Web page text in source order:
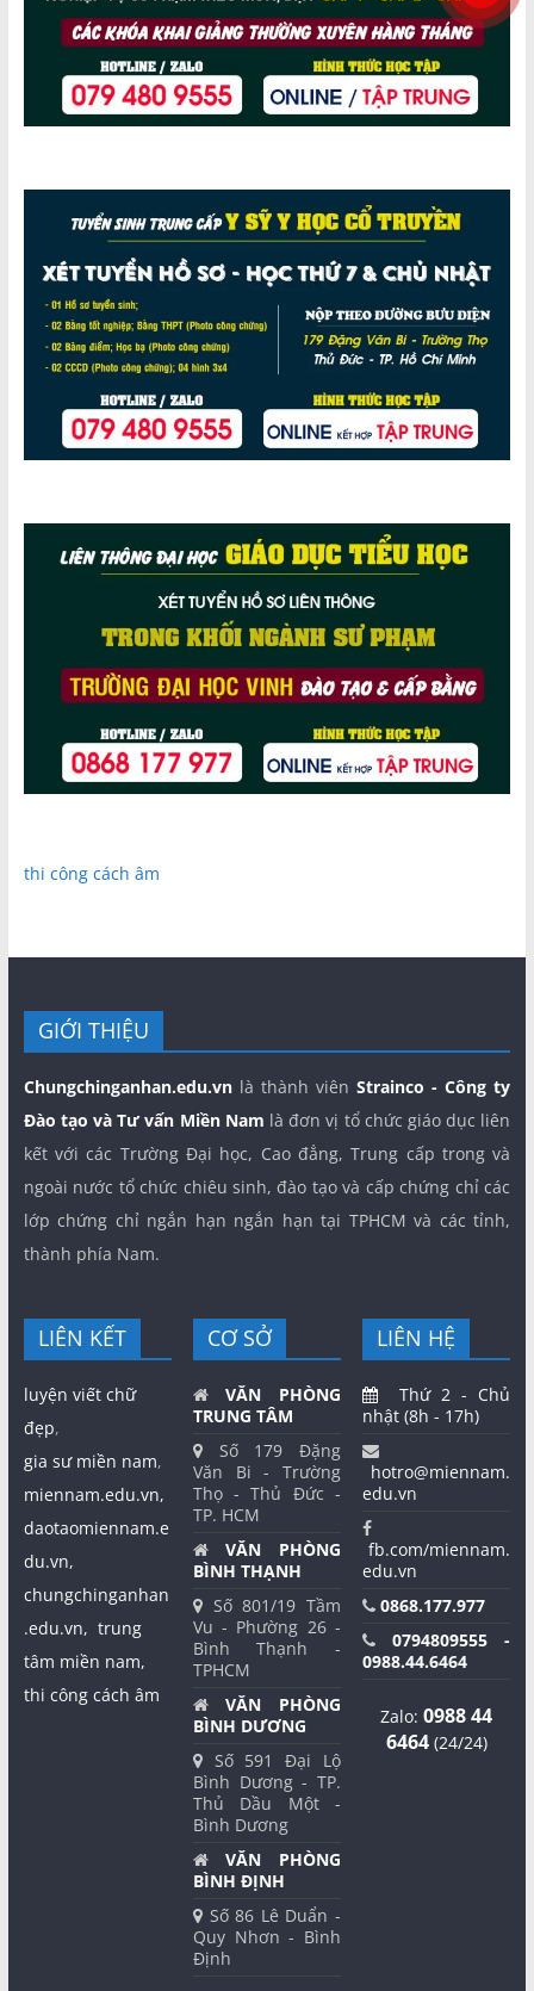
thi công cách âm
GIỚI THIỆU
Chungchinganhan.edu.vnlà thành viênStrainco - Công ty
Đào tạo và Tư vấn Miền Nam là đơn vị tổ chức giáo dục liên
kết với các Trường Đại học, Cao đẳng, Trung cấp trong và
ngoài nước tổ chức chiêu sinh, đào tạo và cấp chứng chỉ các
lớp chứng chỉ ngắn hạn ngắn hạn tại TPHCM và các tỉnh,
thành phía Nam.
LIÊN KẾT
luyện viết chữ
đẹp,
gia sư miền nam,
miennam.edu.vn,
daotaomiennam.e
du.vn,
chungchinganhan
.edu.vn, trung
tâm miền nam,
thi công cách âm
CƠ SỞ
VĂN PHÒNG
TRUNG TÂM
Số 179 Đặng
Văn Bi - Trường
Thọ - Thủ Đức -
TP. HCM
VĂN PHÒNG
BÌNH THẠNH
Số 801/19 Tầm
Vu - Phường 26 -
Bình Thạnh -
TPHCM
VĂN PHÒNG
BÌNH DƯƠNG
Số 591 Đại Lộ
Bình Dương - TP.
Thủ Dầu Một -
Bình Dương
VĂN PHÒNG
BÌNH ĐỊNH
Số 86 Lê Duẩn -
Quy Nhơn - Bình
Định
LIÊN HỆ
Thứ 2 - Chủ
nhật (8h - 17h)
hotro@miennam.
edu.vn
fb.com/miennam.
edu.vn
0868.177.977
0794809555 -
0988.44.6464
Zalo:0988 44
6464(24/24)